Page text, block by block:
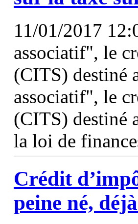
11/01/2017
associatif", le
(CITS) destiné
associatif", le
(CITS) destiné
la loi de
Crédit
peine né,